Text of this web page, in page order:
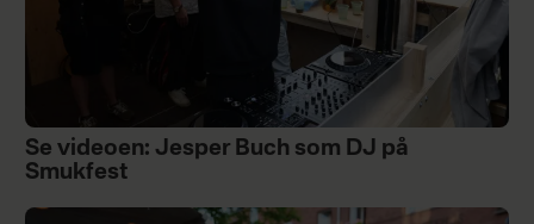
Se videoen: Jesper Buch som DJ på
Smukfest